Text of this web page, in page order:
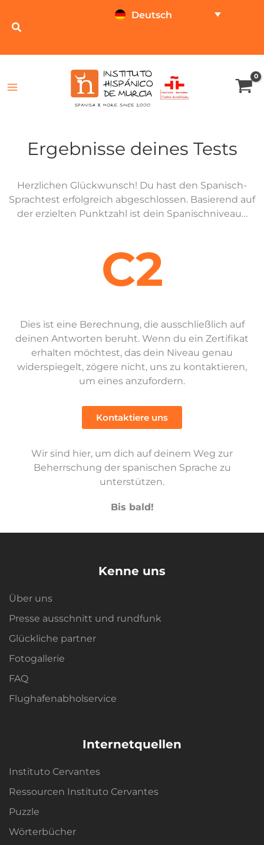
Inhalt
springen
Deutsch
Ergebnisse deines Tests
Herzlichen Glückwunsch! Du hast den Spanisch-
Sprachtest erfolgreich abgeschlossen. Basierend auf
der erzielten Punktzahl ist dein Spanischniveau…
C2
Dies ist eine Berechnung, die ausschließlich auf
deinen Antworten beruht. Wenn du ein Zertifikat
erhalten möchtest, das dein Niveau genau
widerspiegelt, zögere nicht, uns zu kontaktieren,
um eines anzufordern.
Kontaktiere uns
Wir sind hier, um dich auf deinem Weg zur
Beherrschung der spanischen Sprache zu
unterstützen.
Bis bald!
Kenne uns
Über uns
Presse ausschnitt und rundfunk
Glückliche partner
Fotogallerie
FAQ
Flughafenabholservice
Internetquellen
Instituto Cervantes
Ressourcen Instituto Cervantes
Puzzle
Wörterbücher